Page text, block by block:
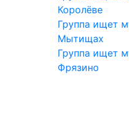
Королёве
Группа ищет
Мытищах
Группа ищет
Фрязино